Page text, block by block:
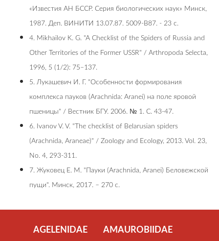
«Известия АН БССР. Серия биологических наук» Минск,
1987. Деп. ВИНИТИ 13.07.87. 5009-В87. - 23 с.
4. Mikhailov K. G. "A Checklist of the Spiders of Russia and
Other Territories of the Former USSR" / Arthropoda Selecta,
1996, 5 (1/2): 75–137.
5. Лукашевич И. Г. "Особенности формирования
комплекса пауков (Arachnida: Aranei) на поле яровой
пшеницы" / Вестник БГУ. 2006. № 1. С. 43-47.
6. Ivanov V. V. "The checklist of Belarusian spiders
(Arachnida, Araneae)" / Zoology and Ecology, 2013. Vol. 23,
No. 4, 293-311.
7. Жуковец Е. М. "Пауки (Arachnida, Aranei) Беловежской
пущи". Минск, 2017. – 270 c.
AGELENIDAE
AMAUROBIIDAE